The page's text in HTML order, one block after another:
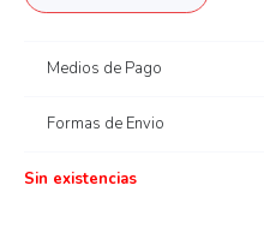
Medios de Pago
Formas de Envio
Sin existencias